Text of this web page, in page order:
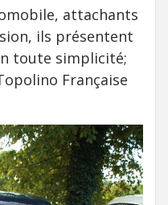
attachants
ils présentent
toute simplicité;
Française